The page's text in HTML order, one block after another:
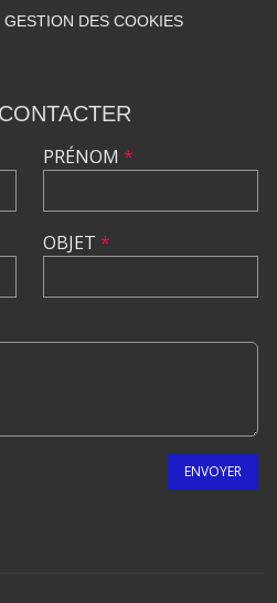
GESTION DES COOKIES
PRÉNOM *
OBJET *
ENVOYER